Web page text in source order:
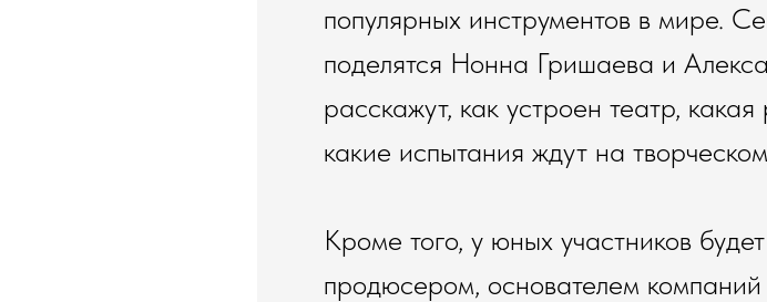
популярных инструментов в мире.
поделятся Нонна Гришаева и
расскажут, как устроен театр,
какие испытания ждут на
Кроме того, у юных участников
продюсером, основателем